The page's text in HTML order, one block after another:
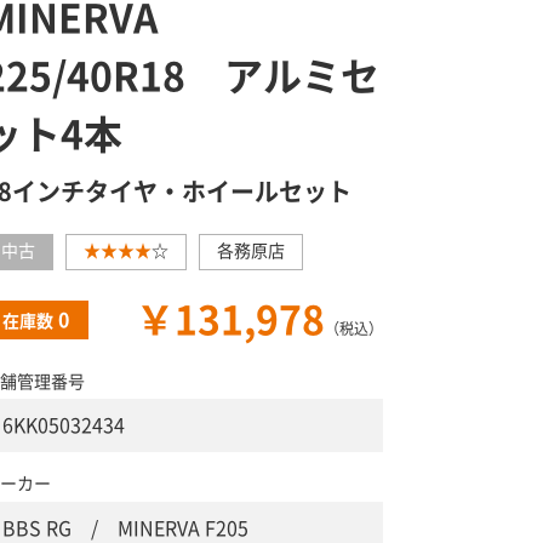
40R18 アルミセ
ト4本
インチタイヤ・ホイールセット
中古 ★★★★☆ 各務原店
在庫数 0 ￥131,978 （税込）
管理番号
6KK05032434
カー
BBS RG / MINERVA F205